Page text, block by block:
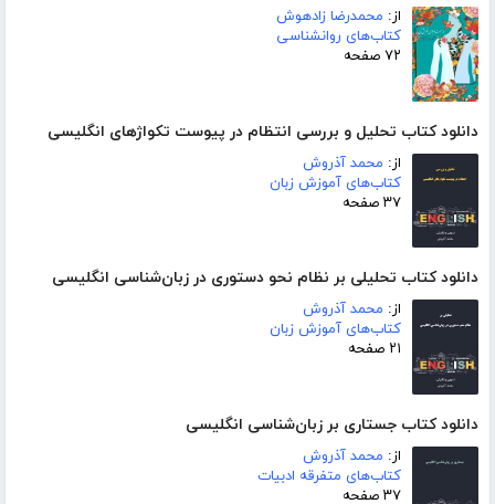
از: محمدرضا زادهوش
کتاب‌های روانشناسی
۷۲ صفحه
دانلود کتاب تحلیل و بررسی انتظام در پیوست تکواژهای انگلیسی
از: محمد آذروش
کتاب‌های آموزش زبان
۳۷ صفحه
دانلود کتاب تحلیلی بر نظام نحو دستوری در زبان‌شناسی انگلیسی
از: محمد آذروش
کتاب‌های آموزش زبان
۲۱ صفحه
دانلود کتاب جستاری بر زبان‌شناسی انگلیسی
از: محمد آذروش
کتاب‌های متفرقه ادبیات
۳۷ صفحه